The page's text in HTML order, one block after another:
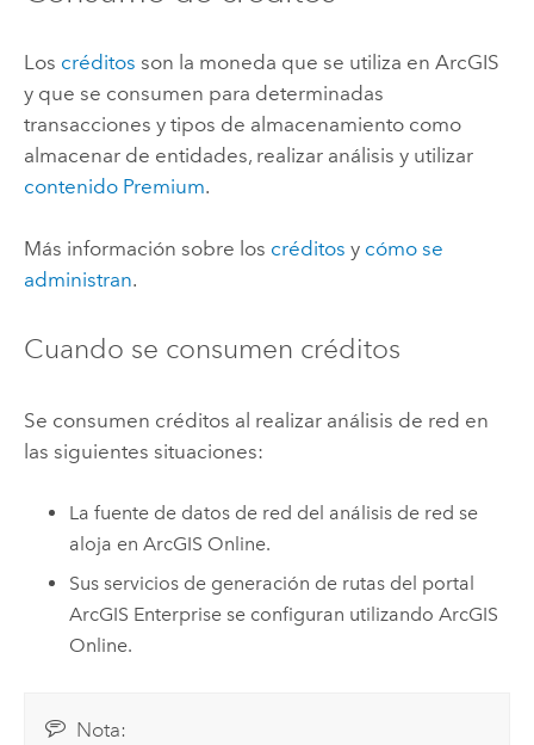
Los créditos son la moneda que se utiliza en ArcGIS
y que se consumen para determinadas
transacciones y tipos de almacenamiento como
almacenar de entidades, realizar análisis y utilizar
contenido Premium.
Más información sobre los créditos y cómo se
administran.
Cuando se consumen créditos
Se consumen créditos al realizar análisis de red en
las siguientes situaciones:
La fuente de datos de red del análisis de red se
aloja enArcGIS Online.
Sus servicios de generación de rutas del portal
ArcGIS Enterprise se configuran utilizandoArcGIS
Online.
Nota: